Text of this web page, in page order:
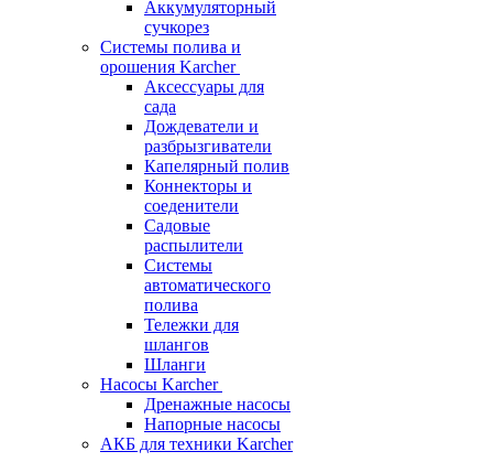
Аккумуляторный
сучкорез
Системы полива и
орошения Karcher
Аксессуары для
сада
Дождеватели и
разбрызгиватели
Капелярный полив
Коннекторы и
соеденители
Садовые
распылители
Системы
автоматического
полива
Тележки для
шлангов
Шланги
Насосы Karcher
Дренажные насосы
Напорные насосы
АКБ для техники Karcher